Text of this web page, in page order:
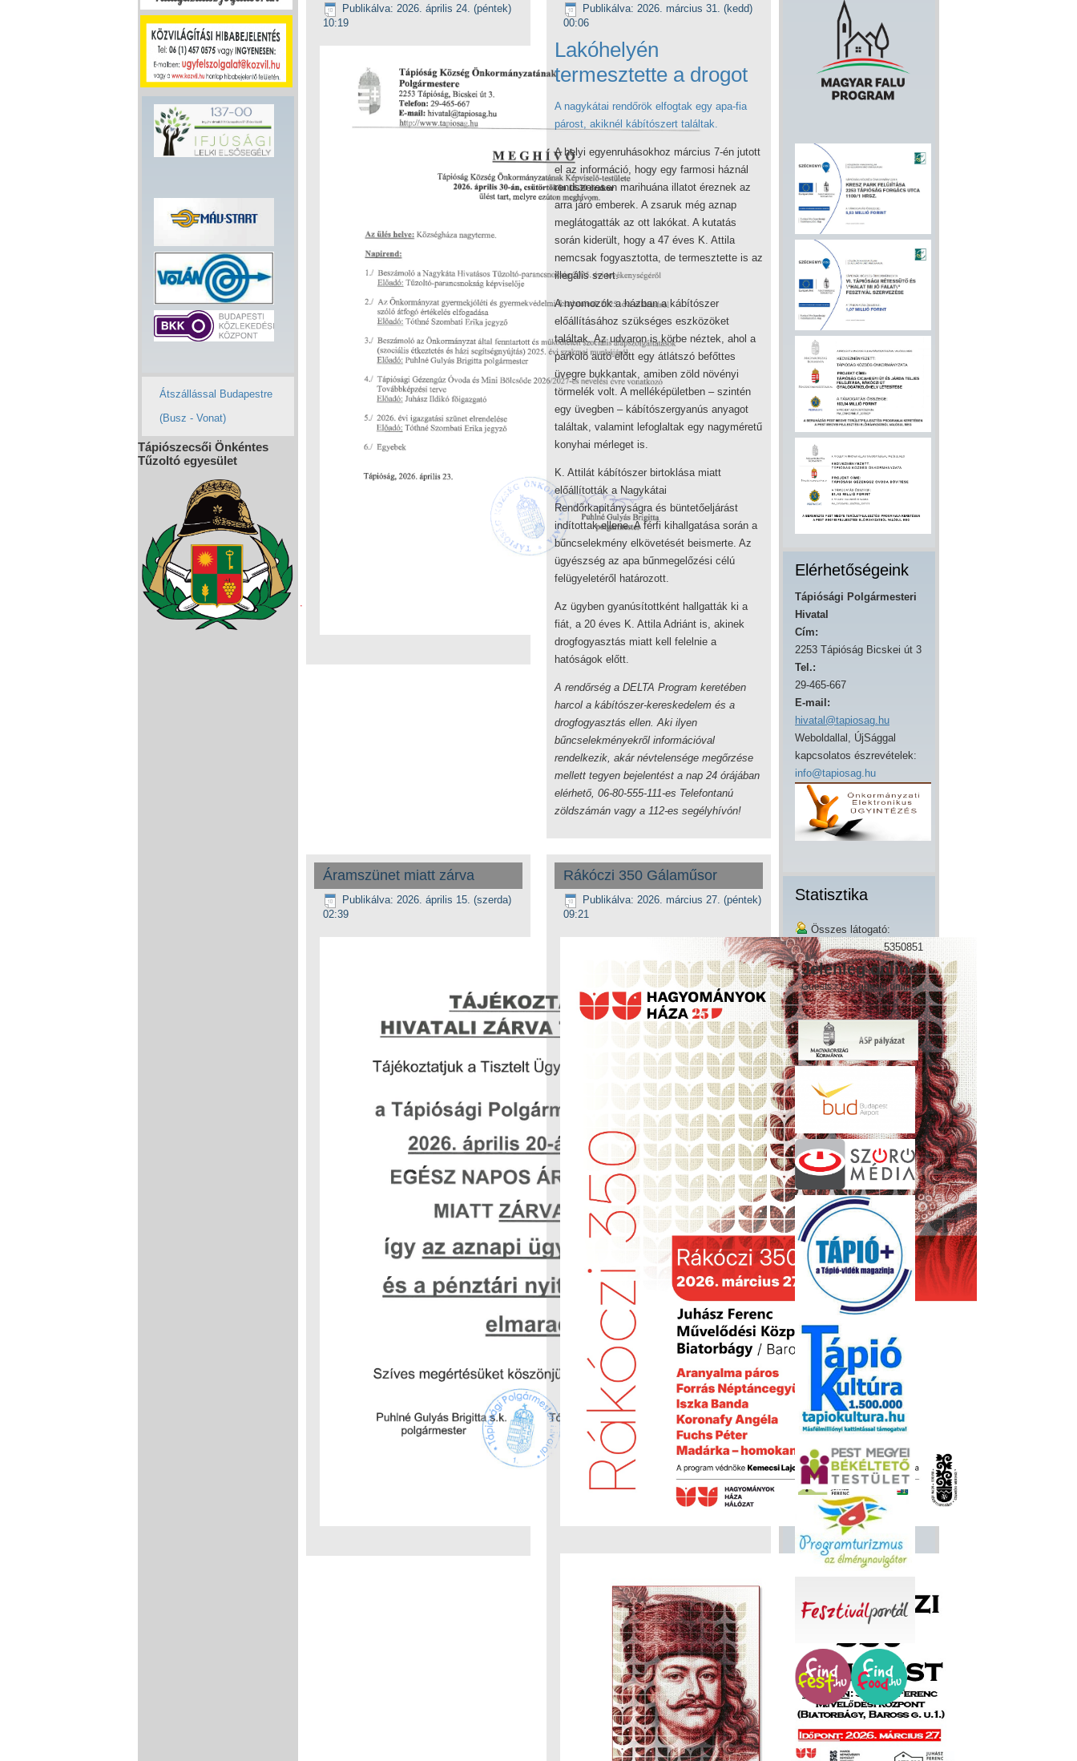
Átszállással Budapestre
(Busz - Vonat)
Tápiószecsői Önkéntes
Tűzoltó egyesület
Publikálva: 2026. április 24. (péntek)
10:19
Publikálva: 2026. március 31. (kedd)
00:06
Lakóhelyén
termesztette a drogot
A nagykátai rendőrök elfogtak egy apa-fia
párost, akiknél kábítószert találtak.
A helyi egyenruhásokhoz március 7-én jutott
el az információ, hogy egy farmosi háznál
rendszeresen marihuána illatot éreznek az
arra járó emberek. A zsaruk még aznap
meglátogatták az ott lakókat. A kutatás
során kiderült, hogy a 47 éves K. Attila
nemcsak fogyasztotta, de termesztette is az
illegális szert.
A nyomozók a házban a kábítószer
előállításához szükséges eszközöket
találtak. Az udvaron is körbe néztek, ahol a
parkoló autó előtt egy átlátszó befőttes
üvegre bukkantak, amiben zöld növényi
törmelék volt. A melléképületben – szintén
egy üvegben – kábítószergyanús anyagot
találtak, valamint lefoglaltak egy nagyméretű
konyhai mérleget is.
K. Attilát kábítószer birtoklása miatt
előállították a Nagykátai
Rendőrkapitányságra és büntetőeljárást
indítottak ellene. A férfi kihallgatása során a
bűncselekmény elkövetését beismerte. Az
ügyészség az apa bűnmegelőzési célú
felügyeletéről határozott.
Az ügyben gyanúsítottként hallgatták ki a
fiát, a 20 éves K. Attila Adriánt is, akinek
drogfogyasztás miatt kell felelnie a
hatóságok előtt.
A rendőrség a DELTA Program keretében
harcol a kábítószer-kereskedelem és a
drogfogyasztás ellen. Aki ilyen
bűncselekményekről információval
rendelkezik, akár névtelensége megőrzése
mellett tegyen bejelentést a nap 24 órájában
elérhető, 06-80-555-111-es Telefontanú
zöldszámán vagy a 112-es segélyhívón!
Áramszünet miatt zárva
Publikálva: 2026. április 15. (szerda)
02:39
Rákóczi 350 Gálaműsor
Publikálva: 2026. március 27. (péntek)
09:21
Elérhetőségeink
Tápiósági Polgármesteri
Hivatal
Cím:
2253 Tápióság Bicskei út 3
Tel.:
29-465-667
E-mail:
hivatal@tapiosag.hu
Weboldallal, ÚjSággal
kapcsolatos észrevételek:
info@tapiosag.hu
Statisztika
Összes látogató:
5350851
Jelenleg online
Guests : 129 guests online